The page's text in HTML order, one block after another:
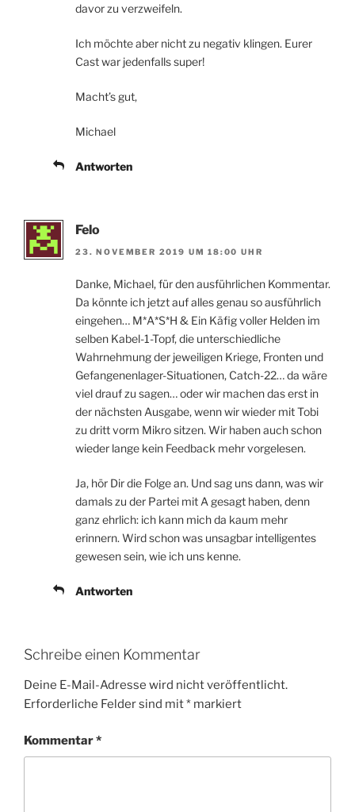
davor zu verzweifeln.
Ich möchte aber nicht zu negativ klingen. Eurer
Cast war jedenfalls super!
Macht’s gut,
Michael
Antworten
Felo
23. NOVEMBER 2019 UM 18:00 UHR
Danke, Michael, für den ausführlichen Kommentar.
Da könnte ich jetzt auf alles genau so ausführlich
eingehen… M*A*S*H & Ein Käfig voller Helden im
selben Kabel-1-Topf, die unterschiedliche
Wahrnehmung der jeweiligen Kriege, Fronten und
Gefangenenlager-Situationen, Catch-22… da wäre
viel drauf zu sagen… oder wir machen das erst in
der nächsten Ausgabe, wenn wir wieder mit Tobi
zu dritt vorm Mikro sitzen. Wir haben auch schon
wieder lange kein Feedback mehr vorgelesen.
Ja, hör Dir die Folge an. Und sag uns dann, was wir
damals zu der Partei mit A gesagt haben, denn
ganz ehrlich: ich kann mich da kaum mehr
erinnern. Wird schon was unsagbar intelligentes
gewesen sein, wie ich uns kenne.
Antworten
Schreibe einen Kommentar
Deine E-Mail-Adresse wird nicht veröffentlicht.
Erforderliche Felder sind mit* markiert
Kommentar*